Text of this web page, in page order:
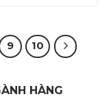
9 10
HÀNG